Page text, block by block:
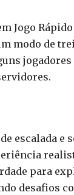
Jogo
modo de
escalada e
para
desafios